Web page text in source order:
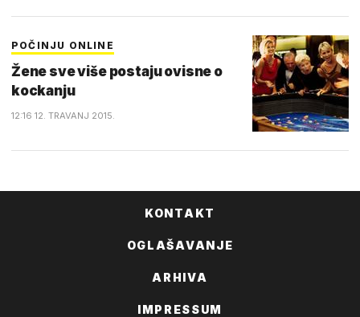
POČINJU ONLINE
Žene sve više postaju ovisne o
kockanju
12:16 12. TRAVANJ 2015.
KONTAKT
OGLAŠAVANJE
ARHIVA
IMPRESSUM